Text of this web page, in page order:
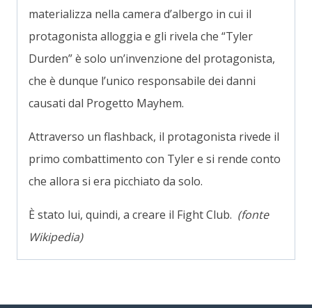
materializza nella camera d’albergo in cui il
protagonista alloggia e gli rivela che “Tyler
Durden” è solo un’invenzione del protagonista,
che è dunque l’unico responsabile dei danni
causati dal Progetto Mayhem.
Attraverso un flashback, il protagonista rivede il
primo combattimento con Tyler e si rende conto
che allora si era picchiato da solo.
È stato lui, quindi, a creare il Fight Club. (fonte
Wikipedia)